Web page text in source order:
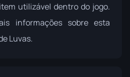
utilizável dentro do jogo.
informações sobre esta
Luvas.